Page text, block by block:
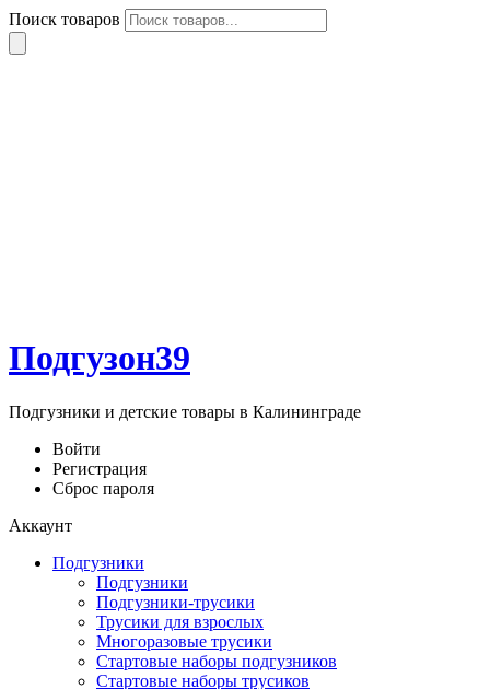
Поиск товаров
Подгузон39
Подгузники и детские товары в Калининграде
Войти
Регистрация
Сброс пароля
Аккаунт
Подгузники
Подгузники
Подгузники-трусики
Трусики для взрослых
Многоразовые трусики
Стартовые наборы подгузников
Стартовые наборы трусиков